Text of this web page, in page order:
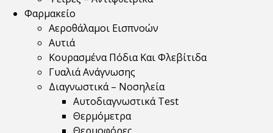
Φαρμακείο
Αεροθάλαμοι Εισπνοών
Αυτιά
Κουρασμένα Πόδια Και Φλεβίτιδα
Γυαλιά Ανάγνωσης
Διαγνωστικά – Νοσηλεία
Αυτοδιαγνωστικά Test
Θερμόμετρα